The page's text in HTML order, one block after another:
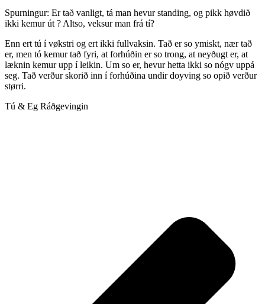
Spurningur: Er tað vanligt, tá man hevur standing, og pikk høvdið
ikki kemur út ? Altso, veksur man frá tí?
Enn ert tú í vøkstri og ert ikki fullvaksin. Tað er so ymiskt, nær tað
er, men tó kemur tað fyri, at forhúðin er so trong, at neyðugt er, at
læknin kemur upp í leikin. Um so er, hevur hetta ikki so nógv uppá
seg. Tað verður skorið inn í forhúðina undir doyving so opið verður
størri.
Tú & Eg Ráðgevingin